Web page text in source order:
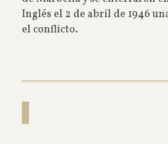
Inglés el 2 de abril de 1946
el conflicto.